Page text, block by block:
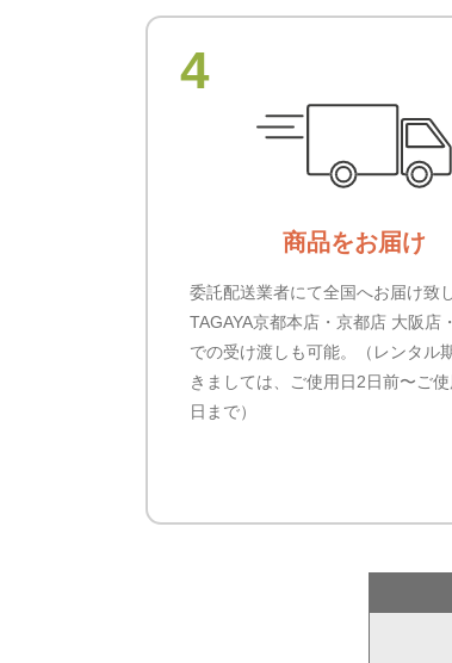
4
商品をお届け
委託配送業者にて全国へお届け致
TAGAYA京都本店・京都店 大阪店
での受け渡しも可能。（レンタル
きましては、ご使用日2日前〜ご使
日まで）